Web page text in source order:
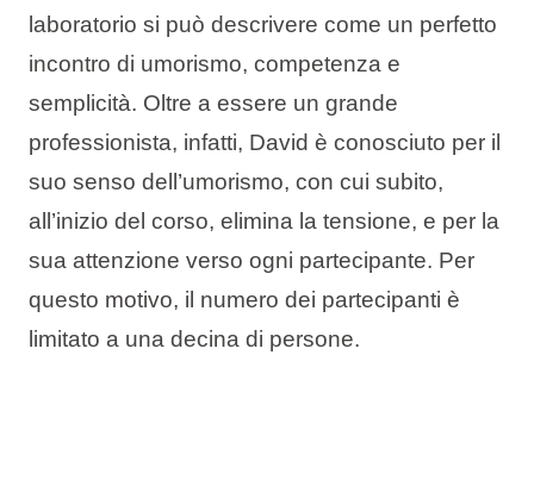
Blog
laboratorio si può descrivere come un perfetto
incontro di umorismo, competenza e
semplicità. Oltre a essere un grande
professionista, infatti, David è conosciuto per il
suo senso dell’umorismo, con cui subito,
all’inizio del corso, elimina la tensione, e per la
sua attenzione verso ogni partecipante. Per
questo motivo, il numero dei partecipanti è
limitato a una decina di persone.